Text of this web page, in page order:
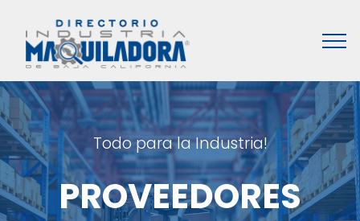
Todo para la Industria!
PROVEEDORES